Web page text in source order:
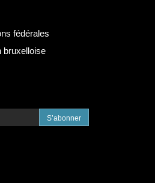
fédérales
bruxelloise
S’abonner